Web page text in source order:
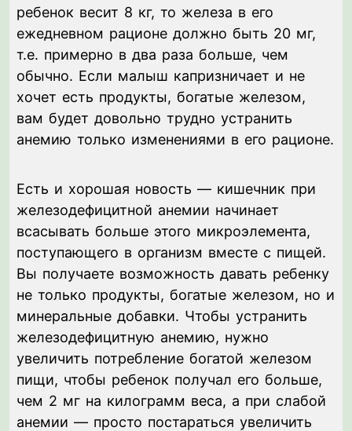
ребенок весит 8 кг, то железа в его
ежедневном рационе должно быть 20 мг,
т.е. примерно в два раза больше, чем
обычно. Если малыш капризничает и не
хочет есть продукты, богатые железом,
вам будет довольно трудно устранить
анемию только изменениями в его рационе.
Есть и хорошая новость — кишечник при
железодефицитной анемии начинает
всасывать больше этого микроэлемента,
поступающего в организм вместе с пищей.
Вы получаете возможность давать ребенку
не только продукты, богатые железом, но и
минеральные добавки. Чтобы устранить
железодефицитную анемию, нужно
увеличить потребление богатой железом
пищи, чтобы ребенок получал его больше,
чем 2 мг на килограмм веса, а при слабой
анемии — просто постараться увеличить